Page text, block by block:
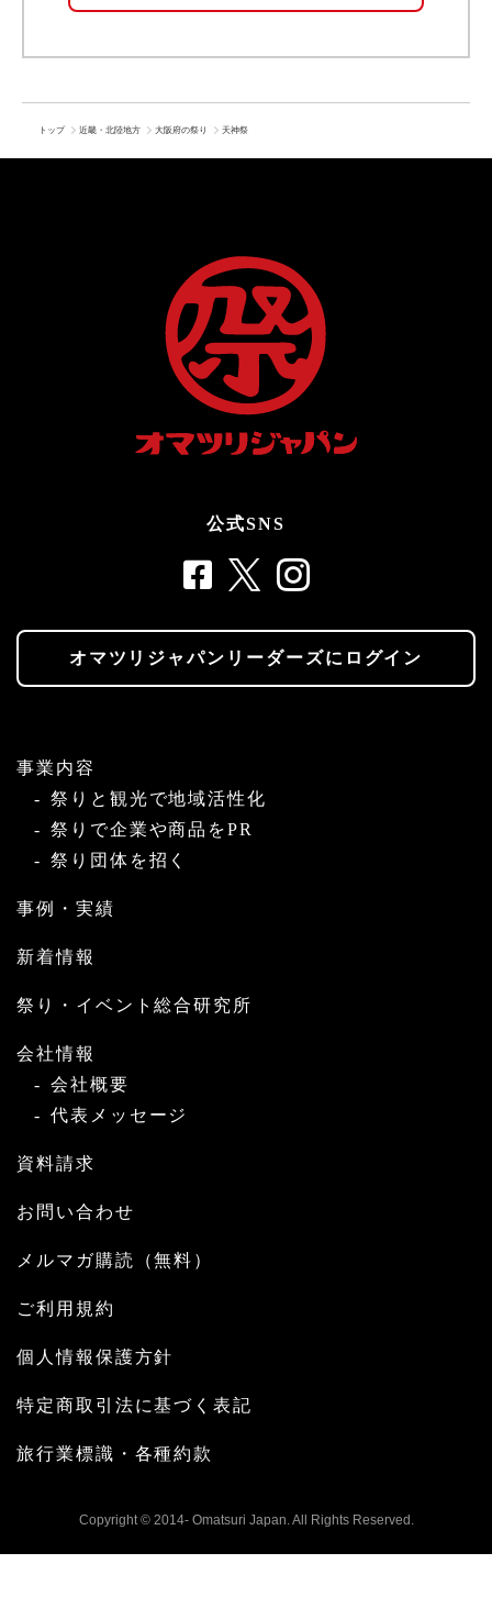
トップ 近畿・北陸地方 大阪府の祭り 天神祭
公式SNS
オマツリジャパンリーダーズにログイン
事業内容
祭りと観光で地域活性化
祭りで企業や商品をPR
祭り団体を招く
事例・実績
新着情報
祭り・イベント総合研究所
会社情報
会社概要
代表メッセージ
資料請求
お問い合わせ
メルマガ購読（無料）
ご利用規約
個人情報保護方針
特定商取引法に基づく表記
旅行業標識・各種約款
Copyright © 2014- Omatsuri Japan. All Rights Reserved.